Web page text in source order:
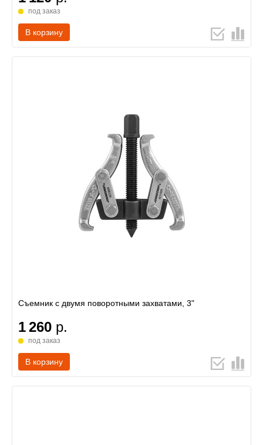
под заказ
В корзину
Съемник с двумя поворотными захватами, 3"
1 260 р.
под заказ
В корзину